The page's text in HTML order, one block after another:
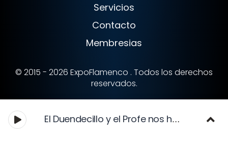
Servicios
Contacto
Membresias
© 2015 - 2026 ExpoFlamenco . Todos los derechos
reservados.
El Duendecillo y el Profe nos hablan de Manuel Vallejo